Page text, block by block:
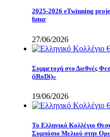
2025-2026 eTwinning
futur
27/06/2026
Συμμετοχή στο Διεθνές
(iRoDi)»
19/06/2026
Το Ελληνικό Κολλέγιο
Συμπόσιο Μελιού στην